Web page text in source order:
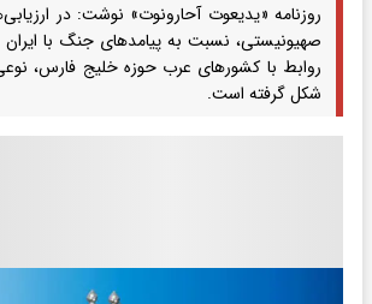
روزنامه «یدیعوت آحارونوت» نوشت: در
صهیونیستی، نسبت به پیامدهای جنگ با ایران
روابط با کشورهای عرب حوزه خلیج فارس،
شکل گرفته است.